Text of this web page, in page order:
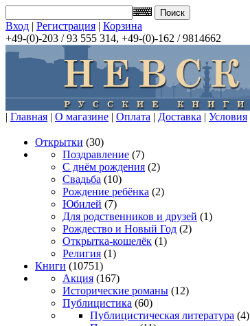
Вход | Регистрация | Корзина
+49-(0)-203 / 93 555 314, +49-(0)-162 / 9814662
| Главная | О магазине | Оплата | Доставка | Условия
Открытки (30)
Поздравление (7)
С днём рождения (2)
Свадьба (10)
Рождение ребёнка (2)
Юбилей (7)
Для родственников и друзей (1)
Рождество и Новый Год (2)
Открытка-кошелёк (1)
Религия (1)
Книги (10751)
Акция (167)
Исторические романы (12)
Публицистика (60)
Публицистическая литература (4)